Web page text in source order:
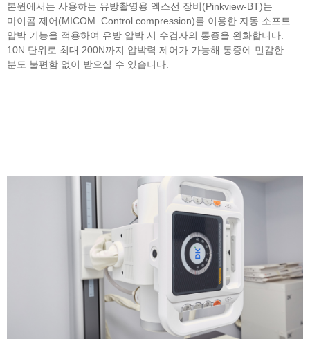
본원에서는 사용하는 유방촬영용 엑스선 장비(Pinkview-BT)는
마이콤 제어(MICOM. Control compression)를 이용한 자동 소프트
압박 기능을 적용하여 유방 압박 시 수검자의 통증을 완화합니다.
10N 단위로 최대 200N까지 압박력 제어가 가능해 통증에 민감한
분도 불편함 없이 받으실 수 있습니다.